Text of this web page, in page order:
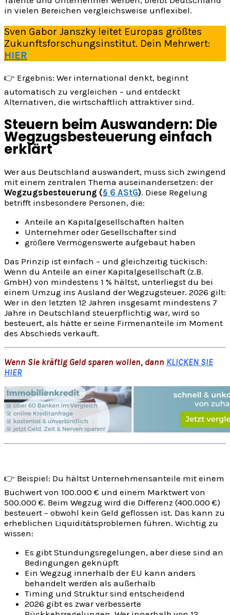
in vielen Bereichen vergleichsweise unflexibel.
Sven Gabor Janszky leitet Europas größtes
Zukunftsforschungsinstitut. Dein Mehrwert:
HIER
👉 Ergebnis: Wer international denkt, beginnt
automatisch zu vergleichen – und entdeckt
Alternativen, die wirtschaftlich attraktiver sind.
Steuern beim Auswandern: Die
Wegzugsbesteuerung einfach
erklärt
Wer aus Deutschland auswandert, muss sich zwingend
mit einem zentralen Thema auseinandersetzen: der
Wegzugsbesteuerung (§ 6 AStG). Diese Regelung
betrifft insbesondere Personen, die:
Anteile an Kapitalgesellschaften halten
Unternehmer oder Gesellschafter sind
größere Vermögenswerte aufgebaut haben
Das Prinzip ist einfach – und gleichzeitig tückisch:
Wenn du Anteile an einer Kapitalgesellschaft (z.B.
GmbH) von mindestens 1 % hältst, unterliegst du bei
einem Umzug ins Ausland der Wegzugsteuer. 2026 gilt:
Wer in den letzten 12 Jahren insgesamt mindestens 7
Jahre in Deutschland steuerpflichtig war, wird so
besteuert, als hätte er seine Firmenanteile im Moment
des Abschieds verkauft.
Wenn Sie kräftig Geld sparen wollen, dann KLICKEN SIE
HIER
👉 Beispiel: Du hältst Unternehmensanteile mit einem
Buchwert von 100.000 € und einem Marktwert von
500.000 €. Beim Wegzug wird die Differenz (400.000 €)
besteuert – obwohl kein Geld geflossen ist. Das kann zu
erheblichen Liquiditätsproblemen führen. Wichtig zu
wissen:
Es gibt Stundungsregelungen, aber diese sind an
Bedingungen geknüpft
Ein Wegzug innerhalb der EU kann anders
behandelt werden als außerhalb
Timing und Struktur sind entscheidend
2026 gibt es zwar verbesserte